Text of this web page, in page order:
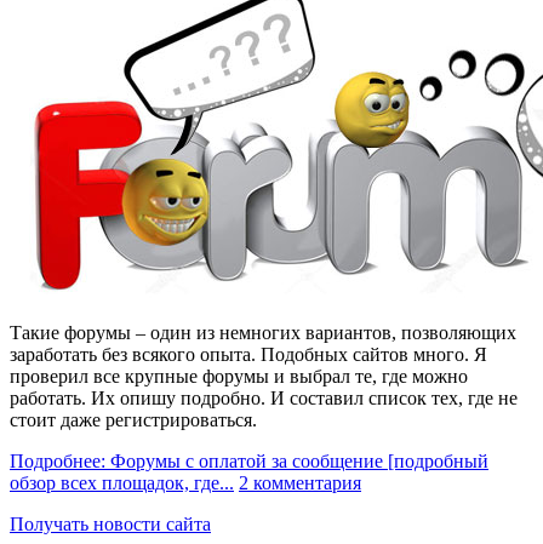
Такие форумы – один из немногих вариантов, позволяющих
заработать без всякого опыта. Подобных сайтов много. Я
проверил все крупные форумы и выбрал те, где можно
работать. Их опишу подробно. И составил список тех, где не
стоит даже регистрироваться.
Подробнее: Форумы с оплатой за сообщение [подробный
обзор всех площадок, где... 2 комментария
Получать новости сайта